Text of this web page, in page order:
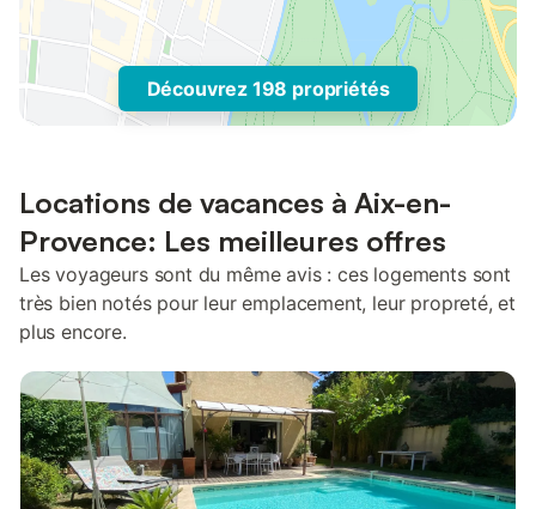
Découvrez 198 propriétés
Locations de vacances à Aix-en-
Provence: Les meilleures offres
Les voyageurs sont du même avis : ces logements sont
très bien notés pour leur emplacement, leur propreté, et
plus encore.